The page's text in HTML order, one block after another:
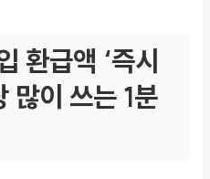
환급액 ‘즉시
많이 쓰는 1분